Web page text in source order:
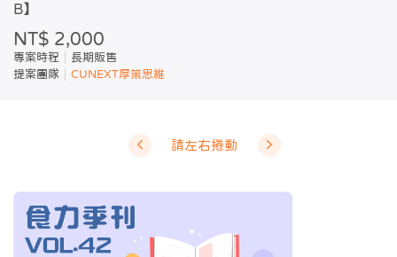
B】
NT$ 2,000
專案時程
長期販售
提案團隊
CUNEXT厚策思維
請左右捲動